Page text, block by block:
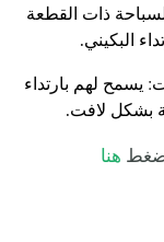
ذات القطعة
البكيني.
أعمارهم عن 8 سنوات: يسمح لهم بارتداء
بشكل لافت.
اضغط هنا